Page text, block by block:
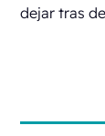
dejar tras